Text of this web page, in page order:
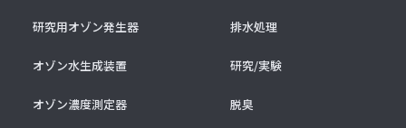
研究用オゾン発生器
オゾン水生成装置
オゾン濃度測定器
排水処理
研究/実験
脱臭